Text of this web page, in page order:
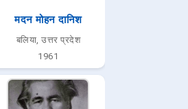
मदन मोहन दानिश
बलिया, उत्तर प्रदेश
1961